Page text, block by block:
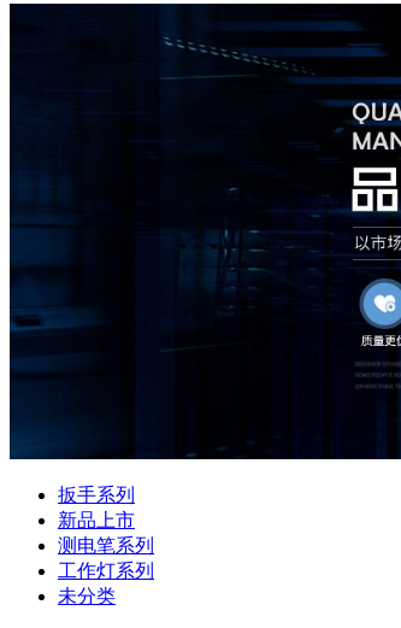
扳手系列
新品上市
测电笔系列
工作灯系列
未分类